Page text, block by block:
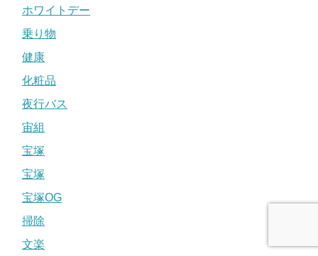
ホワイトデー
乗り物
健康
化粧品
夜行バス
宙組
宝塚
宝塚
宝塚OG
掃除
文楽